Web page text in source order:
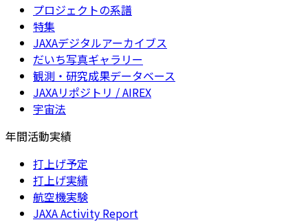
プロジェクトの系譜
特集
JAXAデジタルアーカイブス
だいち写真ギャラリー
観測・研究成果データベース
JAXAリポジトリ / AIREX
宇宙法
年間活動実績
打上げ予定
打上げ実績
航空機実験
JAXA Activity Report